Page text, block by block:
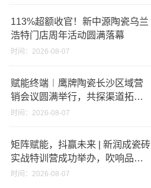
破18亿元
113%超额收官！新中源陶瓷乌兰
浩特门店周年活动圆满落幕
时间：2026-08-07
赋能终端︱鹰牌陶瓷长沙区域营
销会议圆满举行，共探渠道拓展
与门店升级新路径
时间：2026-08-07
矩阵赋能，抖赢未来 | 新润成瓷砖
实战特训营成功举办，吹响品牌
秋季营销冲锋号！
时间：2026-08-07